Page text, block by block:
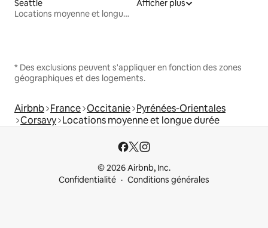
Seattle
Locations moyenne et longue durée
Afficher plus
* Des exclusions peuvent s'appliquer en fonction des zones
géographiques et des logements.
Airbnb France Occitanie Pyrénées-Orientales
Corsavy Locations moyenne et longue durée
© 2026 Airbnb, Inc.
Confidentialité
Conditions générales